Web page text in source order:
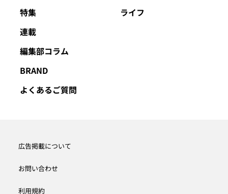
特集
連載
編集部コラム
BRAND
よくあるご質問
ライフ
広告掲載について
お問い合わせ
利用規約